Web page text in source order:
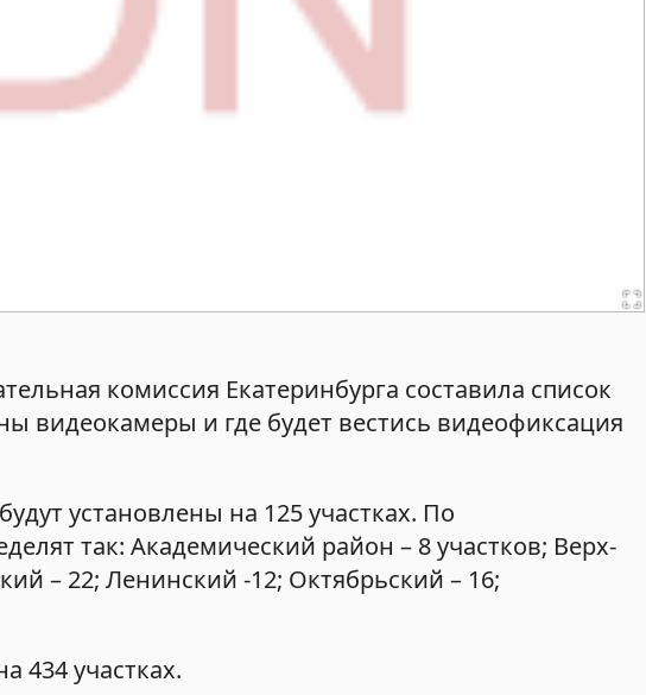
комиссия Екатеринбурга составила список
видеокамеры и где будет вестись видеофиксация
установлены на 125 участках. По
так: Академический район – 8 участков; Верх-
– 22; Ленинский -12; Октябрьский – 16;
434 участках.